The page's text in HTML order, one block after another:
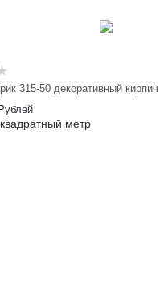
315-50 декоративный кирпич
Рублей
метр